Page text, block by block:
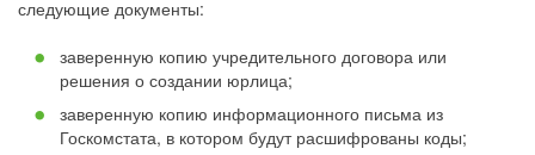
следующие документы:
заверенную копию учредительного договора или
решения о создании юрлица;
заверенную копию информационного письма из
Госкомстата, в котором будут расшифрованы коды;